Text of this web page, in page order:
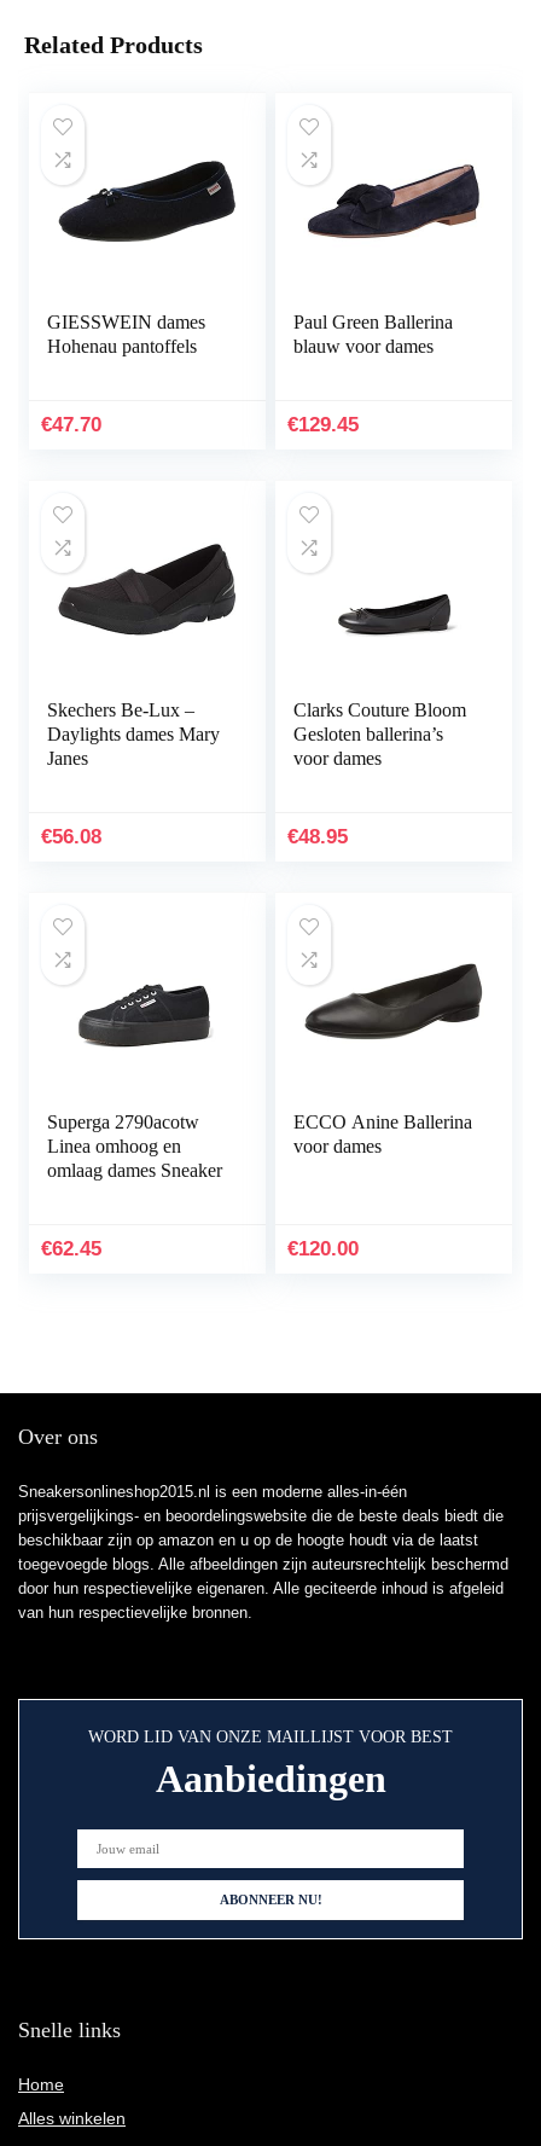
Related Products
GIESSWEIN dames
Hohenau pantoffels
€47.70
Paul Green Ballerina
blauw voor dames
€129.45
Skechers Be-Lux –
Daylights dames Mary
Janes
€56.08
Clarks Couture Bloom
Gesloten ballerina’s
voor dames
€48.95
Superga 2790acotw
Linea omhoog en
omlaag dames Sneaker
€62.45
ECCO Anine Ballerina
voor dames
€120.00
Over ons
Sneakersonlineshop2015.nl is een moderne alles-in-één
prijsvergelijkings- en beoordelingswebsite die de beste deals biedt die
beschikbaar zijn op amazon en u op de hoogte houdt via de laatst
toegevoegde blogs. Alle afbeeldingen zijn auteursrechtelijk beschermd
door hun respectievelijke eigenaren. Alle geciteerde inhoud is afgeleid
van hun respectievelijke bronnen.
WORD LID VAN ONZE MAILLIJST VOOR BEST
Aanbiedingen
Snelle links
Home
Alles winkelen